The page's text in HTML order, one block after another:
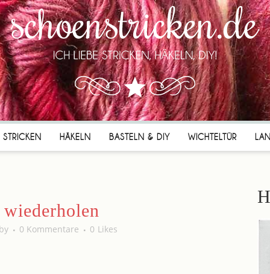
STRICKEN HÄKELN BASTELN & DIY WICHTELTÜR
0 Kommentare 0 Likes